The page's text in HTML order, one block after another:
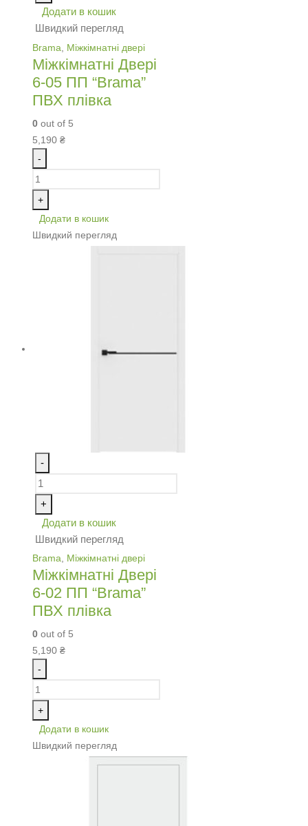
Додати в кошик
Швидкий перегляд
Brama Міжкімнатні двері
Міжкімнатні Двері
6-05 ПП “Brama”
ПВХ плівка
0 out of 5
5,190 ₴
-
+
Додати в кошик
Швидкий перегляд
-
+
Додати в кошик
Швидкий перегляд
Brama, Міжкімнатні двері
Міжкімнатні Двері
6-02 ПП “Brama”
ПВХ плівка
0 out of 5
5,190 ₴
-
+
Додати в кошик
Швидкий перегляд